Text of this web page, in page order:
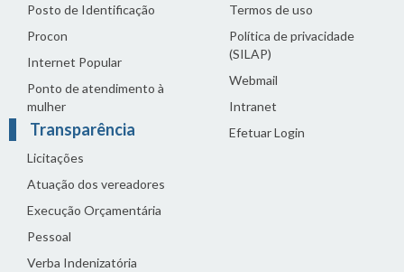
Posto de Identificação
Procon
Internet Popular
Ponto de atendimento à
mulher
Transparência
Licitações
Atuação dos vereadores
Execução Orçamentária
Pessoal
Verba Indenizatória
Termos de uso
Política de privacidade
(SILAP)
Webmail
Intranet
Efetuar Login